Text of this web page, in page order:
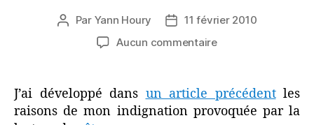
Auteur
Par Yann Houry
Date11 février 2010
Aucun commentairesur
connaître
l’entreprise
dès
J’ai développé dans un article précédentles
raisons de mon indignation provoquée par la